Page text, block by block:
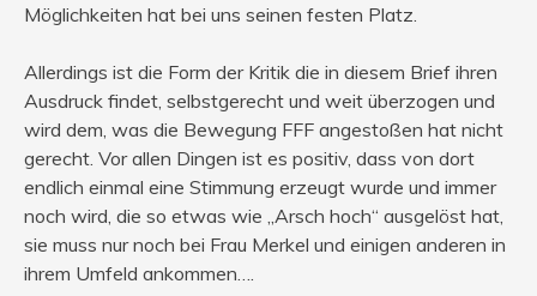
Möglichkeiten hat bei uns seinen festen Platz.
Allerdings ist die Form der Kritik die in diesem Brief ihren
Ausdruck findet, selbstgerecht und weit überzogen und
wird dem, was die Bewegung FFF angestoßen hat nicht
gerecht. Vor allen Dingen ist es positiv, dass von dort
endlich einmal eine Stimmung erzeugt wurde und immer
noch wird, die so etwas wie „Arsch hoch“ ausgelöst hat,
sie muss nur noch bei Frau Merkel und einigen anderen in
ihrem Umfeld ankommen….